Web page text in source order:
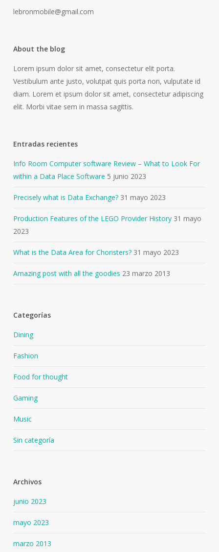
lebronmobile@gmail.com
About the blog
Lorem ipsum dolor sit amet, consectetur elit porta.
Vestibulum ante justo, volutpat quis porta non, vulputate id
diam. Lorem et ipsum dolor sit amet, consectetur adipiscing
elit. Morbi vitae sem in massa sagittis.
Entradas recientes
Info Room Computer software Review – What to Look For
within a Data Place Software 5 junio 2023
Precisely what is Data Exchange? 31 mayo 2023
Production Features of the LEGO Provider History 31 mayo
2023
What is the Data Area for Choristers? 31 mayo 2023
Amazing post with all the goodies 23 marzo 2013
Categorías
Dining
Fashion
Food for thought
Gaming
Music
Sin categoría
Archivos
junio 2023
mayo 2023
marzo 2013